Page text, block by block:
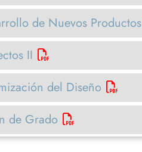
de Nuevos Productos
II
del Diseño
de Grado